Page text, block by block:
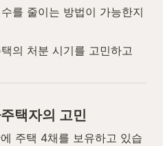
를 줄이는 방법이 가능한지
의 처분 시기를 고민하고
택자의 고민
주택 4채를 보유하고 있습